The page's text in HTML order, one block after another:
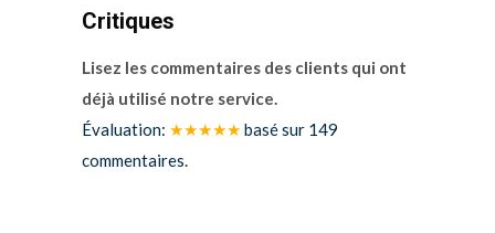
Critiques
Lisez les commentaires des clients qui ont
déjà utilisé notre service.
Évaluation: ★★★★★ basé sur 149
commentaires.